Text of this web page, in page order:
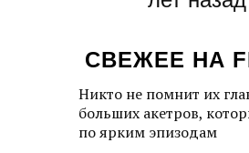
СВЕЖЕЕ НА
Никто не помнит их
больших акетров,
по ярким эпизодам